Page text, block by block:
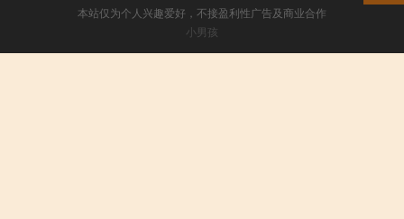
本站仅为个人兴趣爱好，不接盈利性广告及商业合作
小男孩